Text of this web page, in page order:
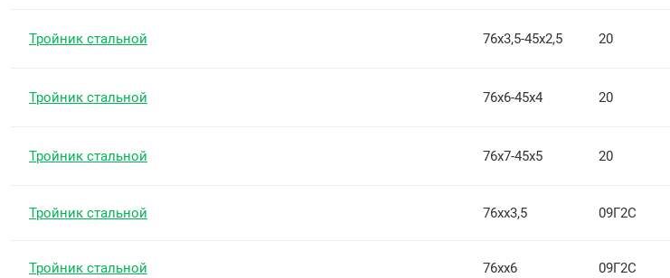
Тройник стальной 76х3,5-45х2,5 20
Тройник стальной 76х6-45х4 20
Тройник стальной 76х7-45х5 20
Тройник стальной 76хх3,5 09Г2С
Тройник стальной 76хх6 09Г2С